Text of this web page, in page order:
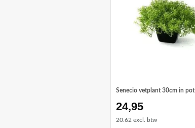
Senecio vetplant 30cm in pot
24,95
20.62 excl. btw